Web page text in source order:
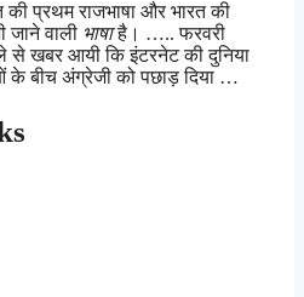
की प्रथम राजभाषा और भारत की
वाली भाषाहै। ….. फरवरी
से खबर आयी कि इंटरनेट की दुनिया
के बीच अंग्रेजी को पछाड़ दिया …